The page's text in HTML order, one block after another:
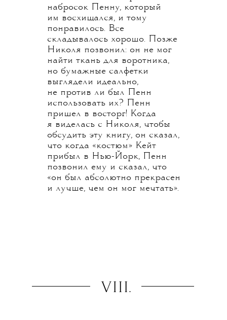
набросок Пенну, который
им восхищался, и тому
понравилось. Все
складывалось хорошо. Позже
Николя позвонил: он не мог
найти ткань для воротника,
но бумажные салфетки
выглядели идеально,
не против ли был Пенн
использовать их? Пенн
пришел в восторг! Когда
я виделась с Николя, чтобы
обсудить эту книгу, он сказал,
что когда «костюм» Кейт
прибыл в Нью-Йорк, Пенн
позвонил ему и сказал, что
«он был абсолютно прекрасен
и лучше, чем он мог мечтать».
VIII.